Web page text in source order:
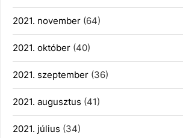
2021. november (64)
2021. október (40)
2021. szeptember (36)
2021. augusztus (41)
2021. július (34)